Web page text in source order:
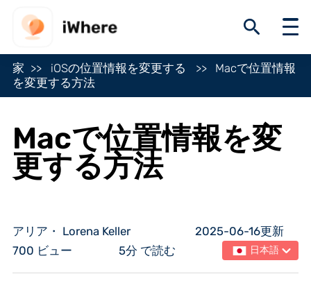
家 iOSの位置情報を変更する
Macで位置情報
を変更する方法
Macで位置情報を変
更する方法
アリア・ Lorena Keller
2025-06-16更新
700 ビュー
5分 で読む 日本語